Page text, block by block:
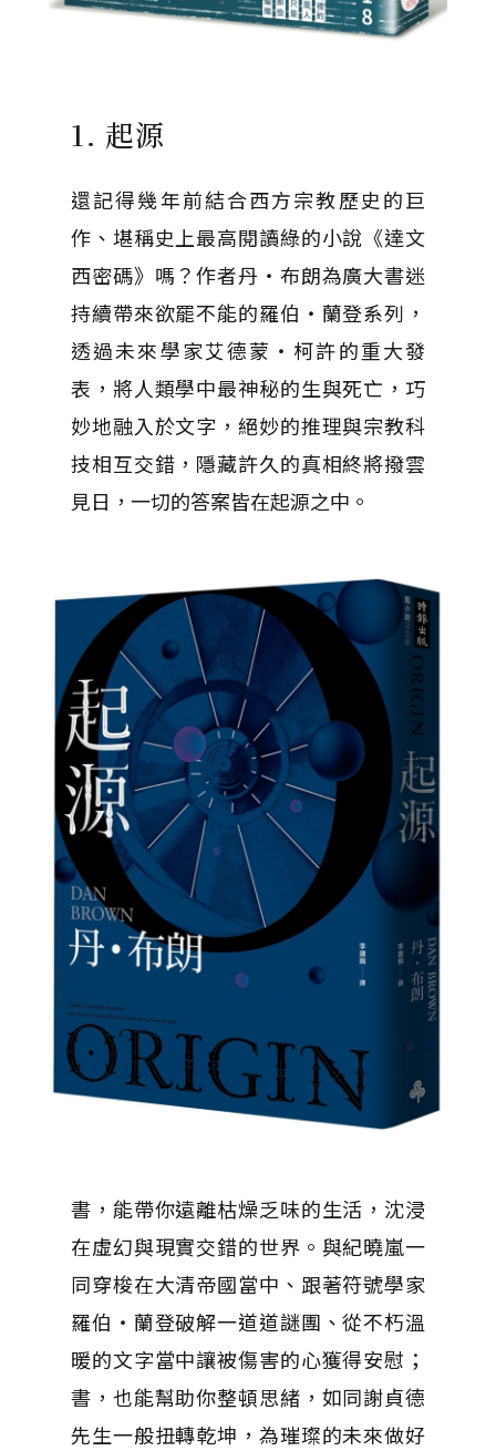
1. 起源
還記得幾年前結合西方宗教歷史的巨
作、堪稱史上最高閱讀綠的小說《達文
西密碼》嗎？作者丹・布朗為廣大書迷
持續帶來欲罷不能的羅伯・蘭登系列，
透過未來學家艾德蒙・柯許的重大發
表，將人類學中最神秘的生與死亡，巧
妙地融入於文字，絕妙的推理與宗教科
技相互交錯，隱藏許久的真相終將撥雲
見日，一切的答案皆在起源之中。
書，能帶你遠離枯燥乏味的生活，沈浸
在虛幻與現實交錯的世界。與紀曉嵐一
同穿梭在大清帝國當中、跟著符號學家
羅伯・蘭登破解一道道謎團、從不朽溫
暖的文字當中讓被傷害的心獲得安慰；
書，也能幫助你整頓思緒，如同謝貞德
先生一般扭轉乾坤，為璀璨的未來做好